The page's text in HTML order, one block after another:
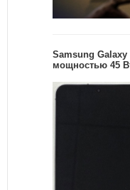
Samsung Galaxy
мощностью 45